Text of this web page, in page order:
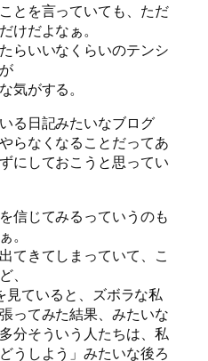
とを言っていても、ただ
けだよなぁ。
らいいなくらいのテンシ
気がする。
る日記みたいなブログ
らなくなることだってあ
にしておこうと思ってい
信じてみるっていうのも
。
てきてしまっていて、こ
、
ていると、ズボラな私
ってみた結果、みたいな
分そういう人たちは、私
うしよう」みたいな後ろ